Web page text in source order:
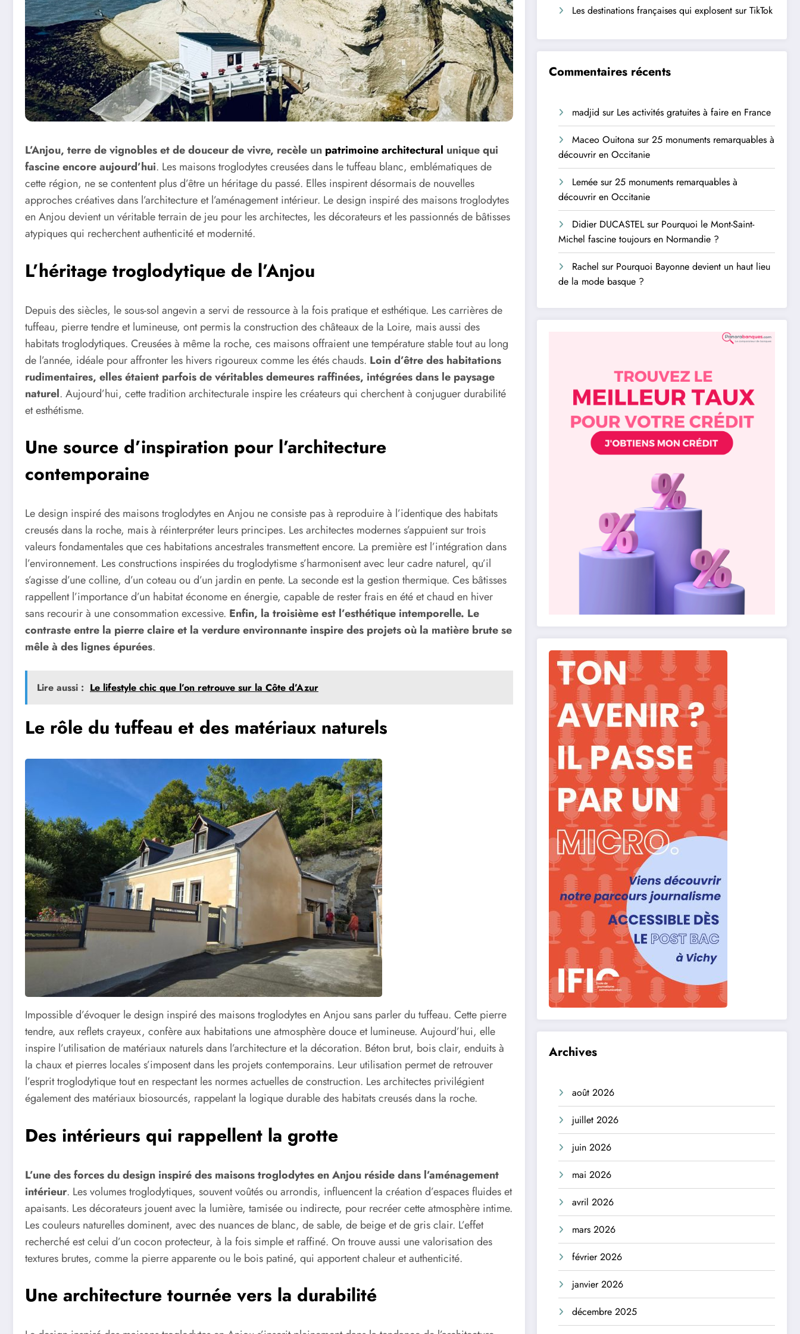
L’Anjou, terre de vignobles et de douceur de vivre, recèle un patrimoine architectural unique qui
fascine encore aujourd’hui. Les maisons troglodytes creusées dans le tuffeau blanc, emblématiques de
cette région, ne se contentent plus d’être un héritage du passé. Elles inspirent désormais de nouvelles
approches créatives dans l’architecture et l’aménagement intérieur. Le design inspiré des maisons troglodytes
en Anjou devient un véritable terrain de jeu pour les architectes, les décorateurs et les passionnés de bâtisses
atypiques qui recherchent authenticité et modernité.
L’héritage troglodytique de l’Anjou
Depuis des siècles, le sous-sol angevin a servi de ressource à la fois pratique et esthétique. Les carrières de
tuffeau, pierre tendre et lumineuse, ont permis la construction des châteaux de la Loire, mais aussi des
habitats troglodytiques. Creusées à même la roche, ces maisons offraient une température stable tout au long
de l’année, idéale pour affronter les hivers rigoureux comme les étés chauds. Loin d’être des habitations
rudimentaires, elles étaient parfois de véritables demeures raffinées, intégrées dans le paysage
naturel. Aujourd’hui, cette tradition architecturale inspire les créateurs qui cherchent à conjuguer durabilité
et esthétisme.
Une source d’inspiration pour l’architecture
contemporaine
Le design inspiré des maisons troglodytes en Anjou ne consiste pas à reproduire à l’identique des habitats
creusés dans la roche, mais à réinterpréter leurs principes. Les architectes modernes s’appuient sur trois
valeurs fondamentales que ces habitations ancestrales transmettent encore. La première est l’intégration dans
l’environnement. Les constructions inspirées du troglodytisme s’harmonisent avec leur cadre naturel, qu’il
s’agisse d’une colline, d’un coteau ou d’un jardin en pente. La seconde est la gestion thermique. Ces bâtisses
rappellent l’importance d’un habitat économe en énergie, capable de rester frais en été et chaud en hiver
sans recourir à une consommation excessive. Enfin, la troisième est l’esthétique intemporelle. Le
contraste entre la pierre claire et la verdure environnante inspire des projets où la matière brute se
mêle à des lignes épurées.
Lire aussi : Le lifestyle chic que l’on retrouve sur la Côte d’Azur
Le rôle du tuffeau et des matériaux naturels
Impossible d’évoquer le design inspiré des maisons troglodytes en Anjou sans parler du tuffeau. Cette pierre
tendre, aux reflets crayeux, confère aux habitations une atmosphère douce et lumineuse. Aujourd’hui, elle
inspire l’utilisation de matériaux naturels dans l’architecture et la décoration. Béton brut, bois clair, enduits à
la chaux et pierres locales s’imposent dans les projets contemporains. Leur utilisation permet de retrouver
l’esprit troglodytique tout en respectant les normes actuelles de construction. Les architectes privilégient
également des matériaux biosourcés, rappelant la logique durable des habitats creusés dans la roche.
Des intérieurs qui rappellent la grotte
L’une des forces du design inspiré des maisons troglodytes en Anjou réside dans l’aménagement
intérieur. Les volumes troglodytiques, souvent voûtés ou arrondis, influencent la création d’espaces fluides et
apaisants. Les décorateurs jouent avec la lumière, tamisée ou indirecte, pour recréer cette atmosphère intime.
Les couleurs naturelles dominent, avec des nuances de blanc, de sable, de beige et de gris clair. L’effet
recherché est celui d’un cocon protecteur, à la fois simple et raffiné. On trouve aussi une valorisation des
textures brutes, comme la pierre apparente ou le bois patiné, qui apportent chaleur et authenticité.
Une architecture tournée vers la durabilité
Les destinations françaises qui explosent sur TikTok
Commentaires récents
madjid sur Les activités gratuites à faire en France
Maceo Ouitona sur25 monuments remarquables à
découvrir en Occitanie
Lemée sur25 monuments remarquables à
découvrir en Occitanie
Didier DUCASTEL sur Pourquoi le Mont-Saint-
Michel fascine toujours en Normandie ?
Rachel sur Pourquoi Bayonne devient un haut lieu
de la mode basque ?
Archives
août 2026
juillet 2026
juin 2026
mai 2026
avril 2026
mars 2026
février 2026
janvier 2026
décembre 2025